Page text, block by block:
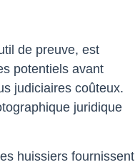
de preuve, est
potentiels avant
judiciaires coûteux.
juridique
huissiers fournissent